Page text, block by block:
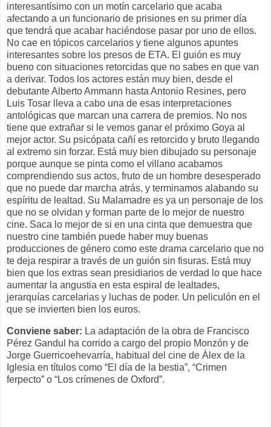
interesantísimo con un motín carcelario que acaba
afectando a un funcionario de prisiones en su primer día
que tendrá que acabar haciéndose pasar por uno de ellos.
No cae en tópicos carcelarios y tiene algunos apuntes
interesantes sobre los presos de ETA. El guión es muy
bueno con situaciones retorcidas que no sabes en que van
a derivar. Todos los actores están muy bien, desde el
debutante Alberto Ammann hasta Antonio Resines, pero
Luis Tosar lleva a cabo una de esas interpretaciones
antológicas que marcan una carrera de premios. No nos
tiene que extrañar si le vemos ganar el próximo Goya al
mejor actor. Su psicópata cañí es retorcido y bruto llegando
al extremo sin forzar. Está muy bien dibujado su personaje
porque aunque se pinta como el villano acabamos
comprendiendo sus actos, fruto de un hombre desesperado
que no puede dar marcha atrás, y terminamos alabando su
espíritu de lealtad. Su Malamadre es ya un personaje de los
que no se olvidan y forman parte de lo mejor de nuestro
cine. Saca lo mejor de si en una cinta que demuestra que
nuestro cine también puede haber muy buenas
producciones de género como este drama carcelario que no
te deja respirar a través de un guión sin fisuras. Está muy
bien que los extras sean presidiarios de verdad lo que hace
aumentar la angustia en esta espiral de lealtades,
jerarquías carcelarias y luchas de poder. Un peliculón en el
que se invierten bien los euros.
Conviene saber: La adaptación de la obra de Francisco
Pérez Gandul ha corrido a cargo del propio Monzón y de
Jorge Guerricoehevarría, habitual del cine de Álex de la
Iglesia en títulos como “El día de la bestia”, “Crimen
ferpecto” o “Los crímenes de Oxford”.